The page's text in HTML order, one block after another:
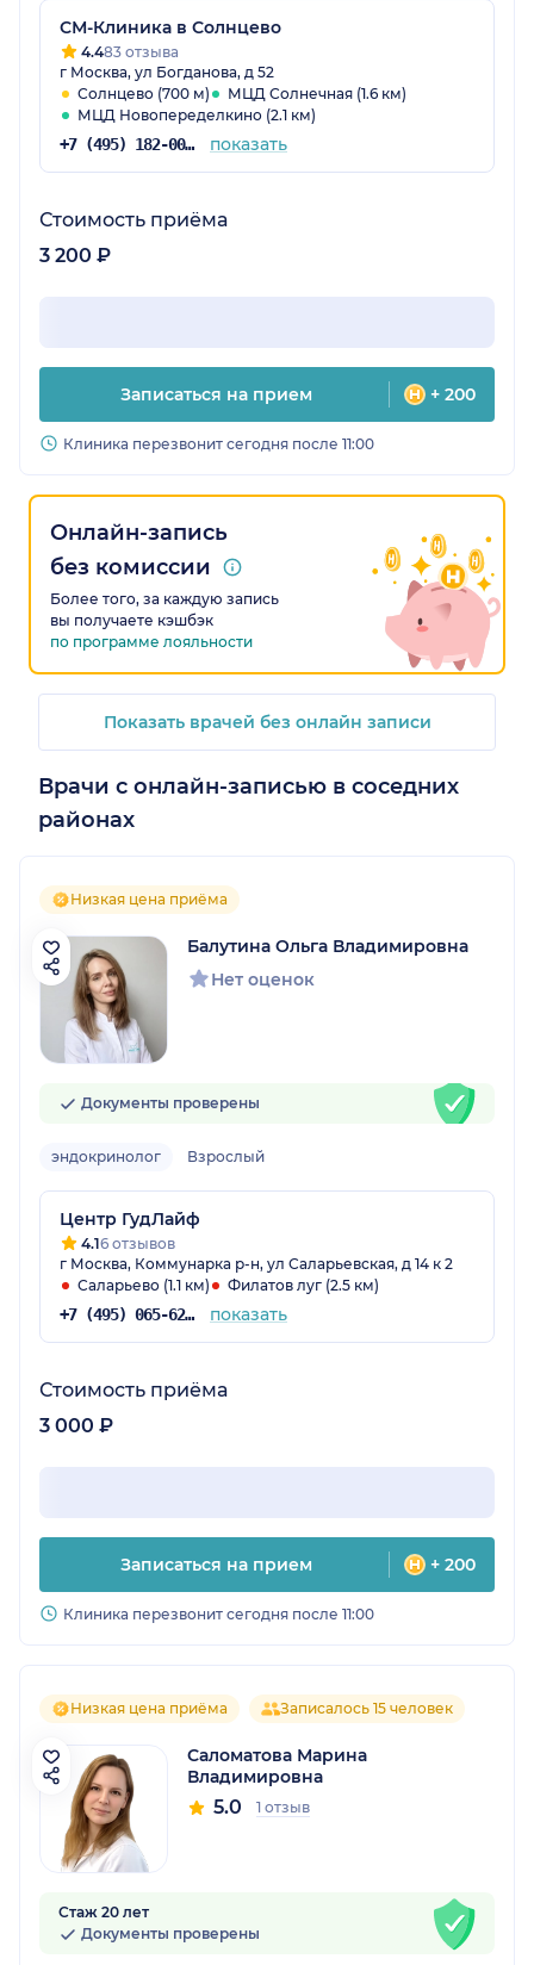
СМ-Клиника в Солнцево
4.483 отзыва
г Москва, ул Богданова, д 52
Солнцево (700 м)
МЦД Солнечная (1.6 км)
МЦД Новопеределкино (2.1 км)
+7 (495) 182-00-85 показать
Стоимость приёма
3 200 ₽
Записаться на прием + 200
Клиника перезвонит сегодня после 11:00
Онлайн-запись
без комиссии
Более того, за каждую запись
вы получаете кэшбэк
по программе лояльности
Показать врачей без онлайн записи
Врачи с онлайн-записью в соседних
районах
Низкая цена приёма
Балутина Ольга Владимировна
Нет оценок
Документы проверены
эндокринолог Взрослый
Центр ГудЛайф
4.16 отзывов
г Москва, Коммунарка р-н, ул Саларьевская, д 14 к 2
Саларьево (1.1 км)
Филатов луг (2.5 км)
+7 (495) 065-62-31 показать
Стоимость приёма
3 000 ₽
Записаться на прием + 200
Клиника перезвонит сегодня после 11:00
Низкая цена приёма Записалось 15 человек
Саломатова Марина
Владимировна
5.0 1 отзыв
Стаж 20 лет
Документы проверены